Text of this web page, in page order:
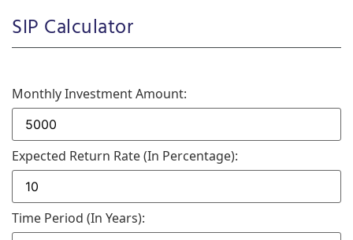
SIP Calculator
Monthly Investment Amount:
Expected Return Rate (in Percentage):
Time Period (in Years):